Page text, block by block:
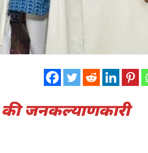
की जनकल्याणकारी